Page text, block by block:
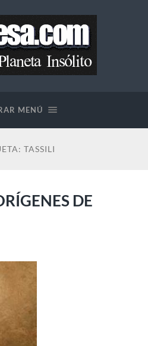
MENÚ
TASSILI
DE